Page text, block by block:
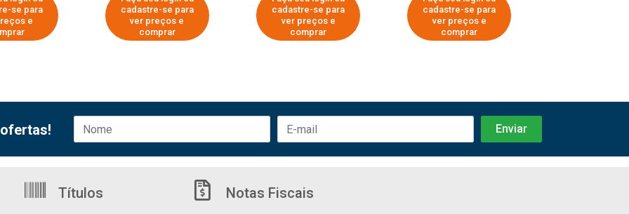
se para
e
cadastre-se para
ver preços e
comprar
cadastre-se para
ver preços e
comprar
cadastre-se para
ver preços e
comprar
Títulos Notas Fiscais